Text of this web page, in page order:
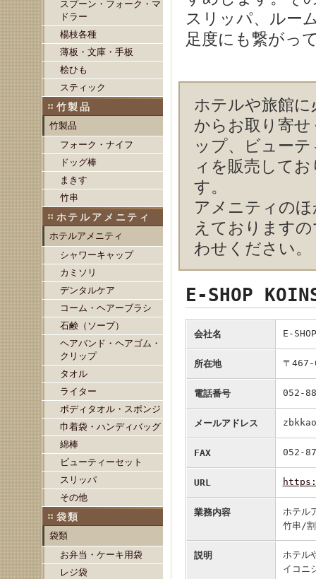
スプーン・フォーク・マ
ドラー
楊枝各種
薄板・文庫・手板
桧ひも
スティック
竹製品
竹製品
フォーク・ナイフ
ドッグ棒
まきす
竹串
ホテルアメニティ
ホテルアメニティ
シャワーキャップ
カミソリ
デンタルケア
コーム・ヘアーブラシ
石鹸（ソープ）
ヘアバンド・ヘアゴム・
クリップ
タオル
ライター
ボディタオル・スポンジ
巾着袋・ハンディバッグ
綿棒
ビューティーセット
スリッパ
その他
袋類
袋類
お弁当・ケーキ用袋
レジ袋
スリッパ、ルー
足度にも繋がっ
ホテルや旅館
からお取り寄
ップ、ビュー
ィを販売 して
す。
アメニティの
えております
わせください。
E-SHOP
会社名 E-
所在地 〒467-
電話番号 052-
メールアドレス
FAX 052-
URL
業務内容
ホテル
竹串/
説明
ホテル
イコニ